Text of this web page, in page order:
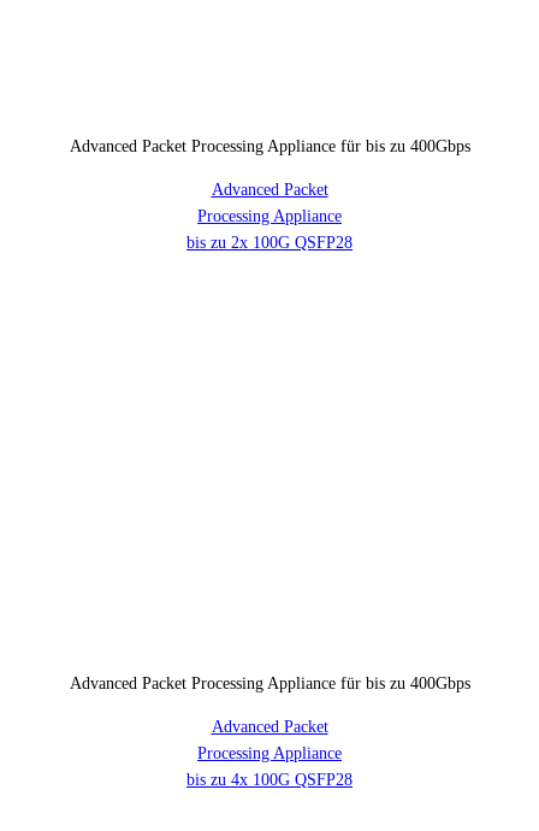
Advanced Packet Processing Appliance für bis zu 400Gbps
Advanced Packet
Processing Appliance
bis zu 2x 100G QSFP28
Advanced Packet Processing Appliance für bis zu 400Gbps
Advanced Packet
Processing Appliance
bis zu 4x 100G QSFP28